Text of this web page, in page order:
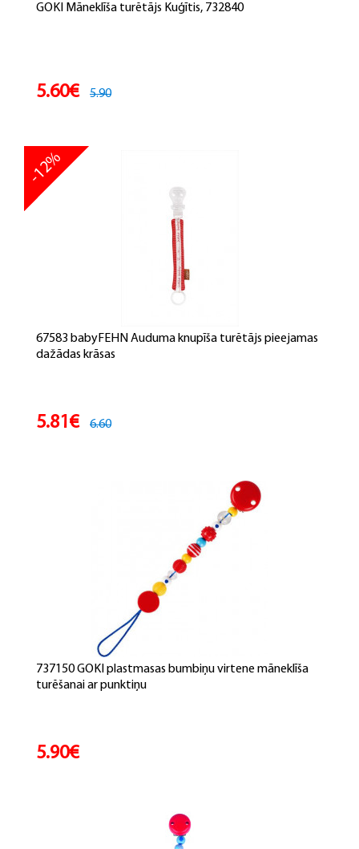
GOKI Māneklīša turētājs Kuģītis, 732840
5.60€ 5.90
67583 babyFEHN Auduma knupīša turētājs pieejamas
dažādas krāsas
-12%
5.81€ 6.60
737150 GOKI plastmasas bumbiņu virtene māneklīša
turēšanai ar punktiņu
5.90€